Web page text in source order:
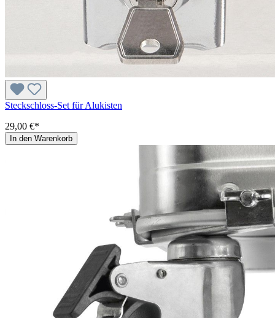
Steckschloss-Set für Alukisten
29,00 €*
In den Warenkorb